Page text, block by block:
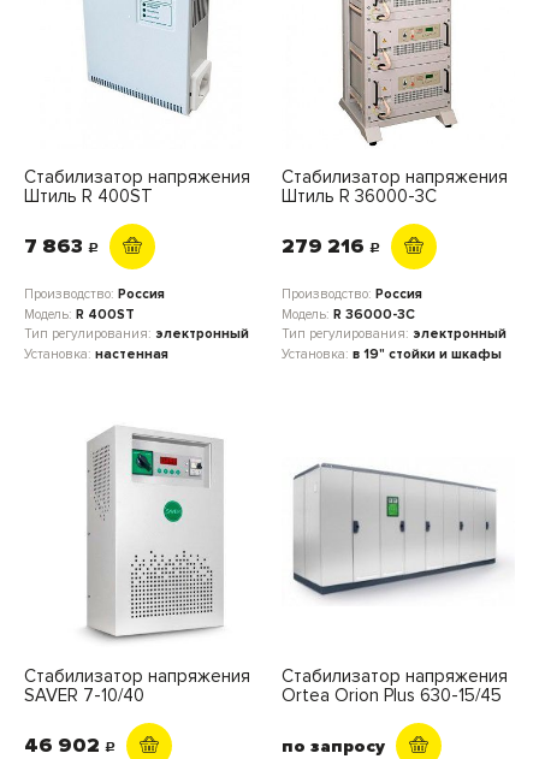
Стабилизатор напряжения
Штиль R 400ST
7 863 c
Производство: Россия
Модель: R 400ST
Тип регулирования: электронный
Установка: настенная
Стабилизатор напряжения
Штиль R 36000-3C
279 216 c
Производство: Россия
Модель: R 36000-3C
Тип регулирования: электронный
Установка: в 19" стойки и шкафы
Стабилизатор напряжения
SAVER 7-10/40
46 902 c
Стабилизатор напряжения
Ortea Orion Plus 630-15/45
по запросу